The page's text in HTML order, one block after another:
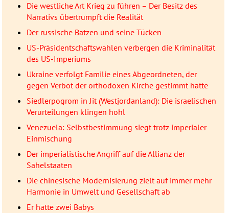
Die westliche Art Krieg zu führen – Der Besitz des
Narrativs übertrumpft die Realität
Der russische Batzen und seine Tücken
US-Präsidentschaftswahlen verbergen die Kriminalität
des US-Imperiums
Ukraine verfolgt Familie eines Abgeordneten, der
gegen Verbot der orthodoxen Kirche gestimmt hatte
Siedlerpogrom in Jit (Westjordanland): Die israelischen
Verurteilungen klingen hohl
Venezuela: Selbstbestimmung siegt trotz imperialer
Einmischung
Der imperialistische Angriff auf die Allianz der
Sahelstaaten
Die chinesische Modernisierung zielt auf immer mehr
Harmonie in Umwelt und Gesellschaft ab
Er hatte zwei Babys